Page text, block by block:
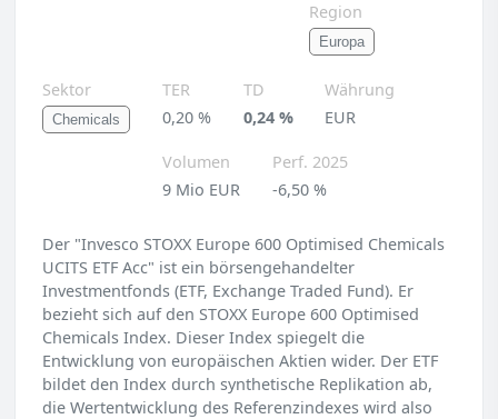
Region
Europa
Sektor
Chemicals
TER
0,20 %
TD
0,24 %
Währung
EUR
Volumen
9 Mio EUR
Perf. 2025
-6,50 %
Der "Invesco STOXX Europe 600 Optimised Chemicals
UCITS ETF Acc" ist ein börsengehandelter
Investmentfonds (ETF, Exchange Traded Fund). Er
bezieht sich auf den STOXX Europe 600 Optimised
Chemicals Index. Dieser Index spiegelt die
Entwicklung von europäischen Aktien wider. Der ETF
bildet den Index durch synthetische Replikation ab,
die Wertentwicklung des Referenzindexes wird also